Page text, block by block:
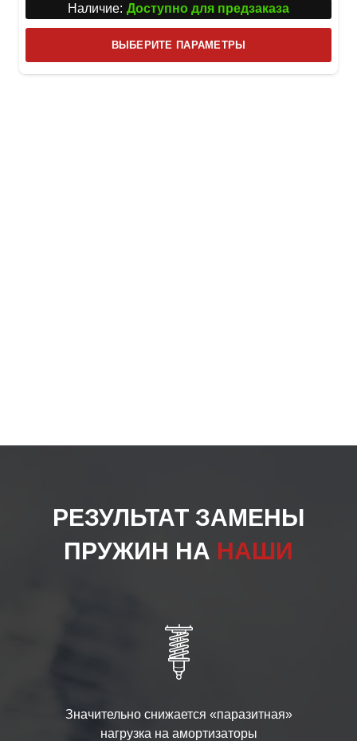
Наличие: Доступно для предзаказа
ВЫБЕРИТЕ ПАРАМЕТРЫ
товар
РЕЗУЛЬТАТ ЗАМЕНЫ
ПРУЖИН НА НАШИ
Значительно снижается «паразитная»
нагрузка на амортизаторы